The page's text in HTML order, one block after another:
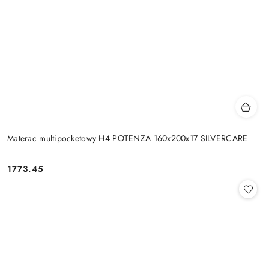
Materac multipocketowy H4 POTENZA 160x200x17 SILVERCARE
Cena:
1773.45